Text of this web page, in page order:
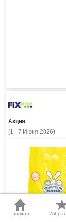
Акция
(1 - 7 Июня 2026)
Главная